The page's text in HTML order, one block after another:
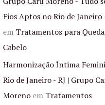
Fios Aptos no Rio de Janeiro
em Tratamentos para
Cabelo
Harmonização Íntima
Rio de Janeiro - RJ | Grupo
Moreno em Tratamentos